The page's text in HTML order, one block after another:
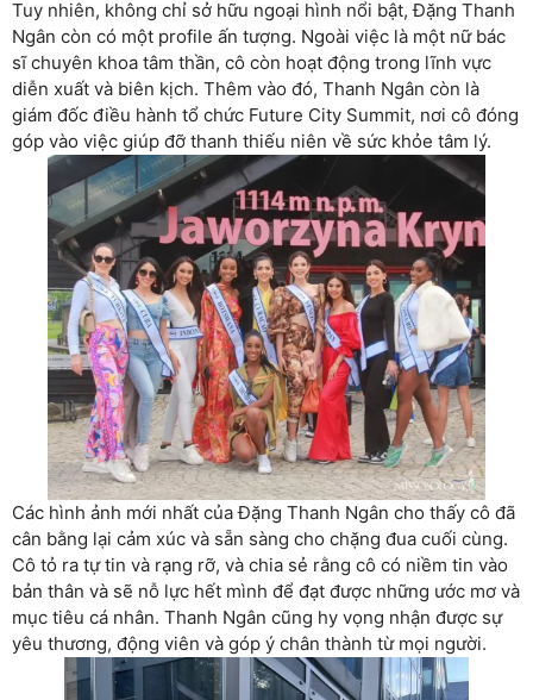
Tuy nhiên, không chỉ sở hữu ngoại hình nổi bật, Đặng Thanh
Ngân còn có một profile ấn tượng. Ngoài việc là một nữ bác
sĩ chuyên khoa tâm thần, cô còn hoạt động trong lĩnh vực
diễn xuất và biên kịch. Thêm vào đó, Thanh Ngân còn là
giám đốc điều hành tổ chức Future City Summit, nơi cô đóng
góp vào việc giúp đỡ thanh thiếu niên về sức khỏe tâm lý.
Các hình ảnh mới nhất của Đặng Thanh Ngân cho thấy cô đã
cân bằng lại cảm xúc và sẵn sàng cho chặng đua cuối cùng.
Cô tỏ ra tự tin và rạng rỡ, và chia sẻ rằng cô có niềm tin vào
bản thân và sẽ nỗ lực hết mình để đạt được những ước mơ và
mục tiêu cá nhân. Thanh Ngân cũng hy vọng nhận được sự
yêu thương, động viên và góp ý chân thành từ mọi người.